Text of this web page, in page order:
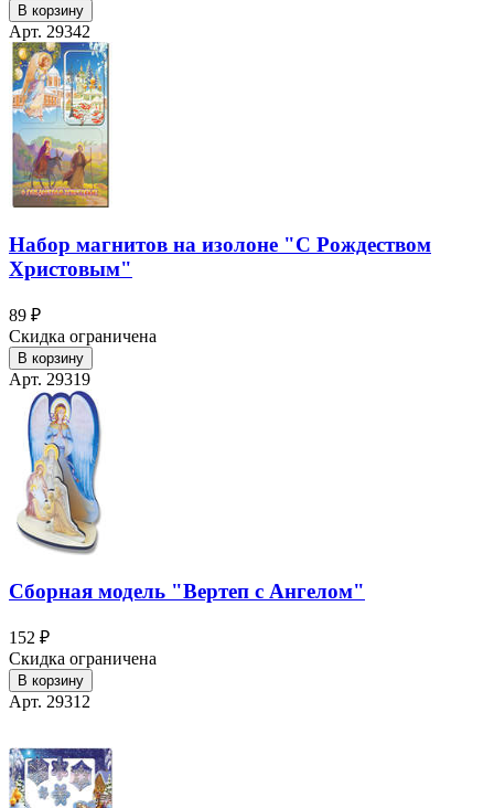
В корзину
Арт. 29342
Набор магнитов на изолоне "С Рождеством
Христовым"
89 ₽
Скидка ограничена
В корзину
Арт. 29319
Сборная модель "Вертеп с Ангелом"
152 ₽
Скидка ограничена
В корзину
Арт. 29312